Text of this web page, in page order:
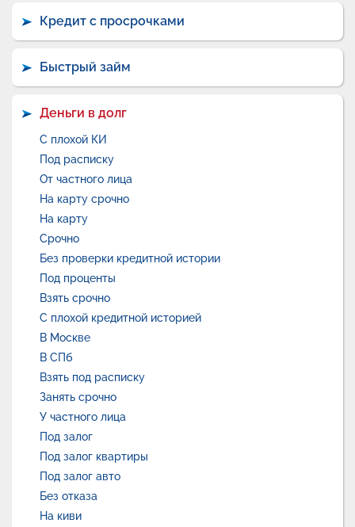
Кредит с просрочками
Быстрый займ
Деньги в долг
С плохой КИ
Под расписку
От частного лица
На карту срочно
На карту
Срочно
Без проверки кредитной истории
Под проценты
Взять срочно
С плохой кредитной историей
В Москве
В СПб
Взять под расписку
Занять срочно
У частного лица
Под залог
Под залог квартиры
Под залог авто
Без отказа
На киви